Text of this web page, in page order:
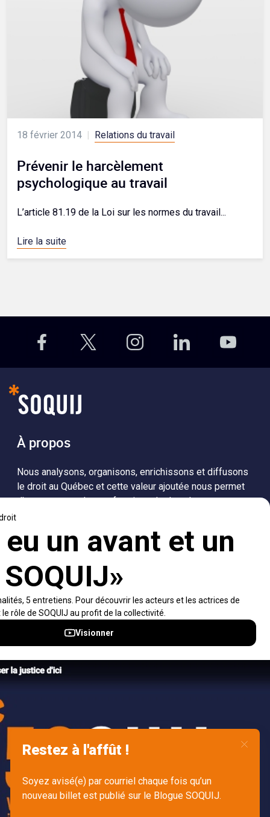
18 février 2014 Relations du travail
Prévenir le harcèlement
psychologique au travail
L’article 81.19 de la Loi sur les normes du travail...
Lire la suite
À propos
Nous analysons, organisons, enrichissons et diffusons
le droit au Québec et cette valeur ajoutée nous permet
d’accompagner les professionnels dans leurs
population dans sa compréhension du droit.
Accès rapides
À propos
Nétiquette
Notifications et fils RSS
Accès à l’information